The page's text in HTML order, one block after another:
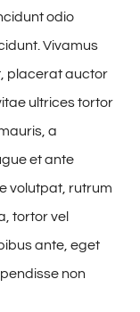
odio
Vivamus
placerat auctor
ultrices tortor
a
et ante
volutpat, rutrum
tortor vel
ante, eget
non